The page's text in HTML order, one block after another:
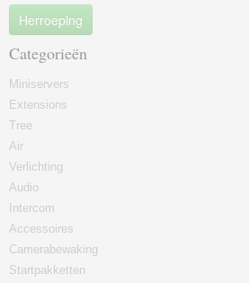
Herroeping
Categorieën
Miniservers
Extensions
Tree
Air
Verlichting
Audio
Intercom
Accessoires
Camerabewaking
Startpakketten